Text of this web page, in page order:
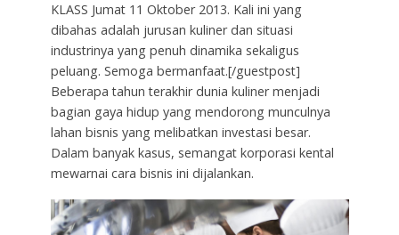
KLASS Jumat 11 Oktober 2013. Kali ini yang
dibahas adalah jurusan kuliner dan situasi
industrinya yang penuh dinamika sekaligus
peluang. Semoga bermanfaat.[/guestpost]
Beberapa tahun terakhir dunia kuliner menjadi
bagian gaya hidup yang mendorong munculnya
lahan bisnis yang melibatkan investasi besar.
Dalam banyak kasus, semangat korporasi kental
mewarnai cara bisnis ini dijalankan.